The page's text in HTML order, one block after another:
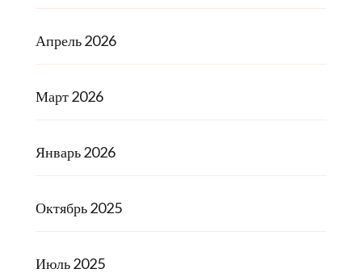
Апрель 2026
Март 2026
Январь 2026
Октябрь 2025
Июль 2025